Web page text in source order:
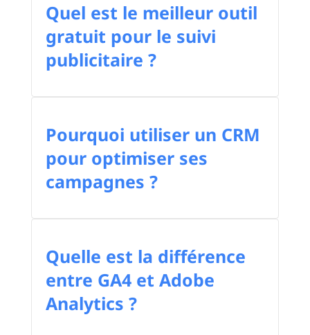
Quel est le meilleur outil
gratuit pour le suivi
publicitaire ?
Pourquoi utiliser un CRM
pour optimiser ses
campagnes ?
Quelle est la différence
entre GA4 et Adobe
Analytics ?